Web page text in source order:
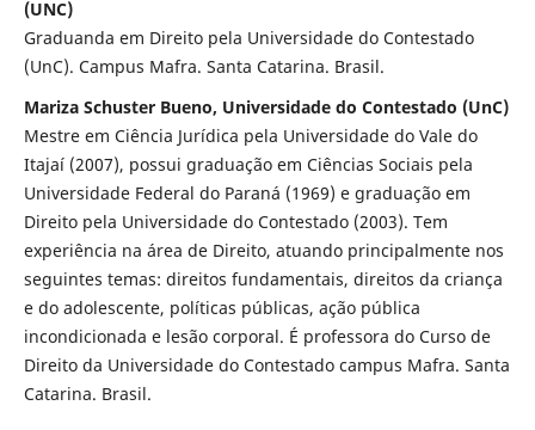
(UNC)
Graduanda em Direito pela Universidade do Contestado
(UnC). Campus Mafra. Santa Catarina. Brasil.
Mariza Schuster Bueno, Universidade do Contestado (UnC)
Mestre em Ciência Jurídica pela Universidade do Vale do
Itajaí (2007), possui graduação em Ciências Sociais pela
Universidade Federal do Paraná (1969) e graduação em
Direito pela Universidade do Contestado (2003). Tem
experiência na área de Direito, atuando principalmente nos
seguintes temas: direitos fundamentais, direitos da criança
e do adolescente, políticas públicas, ação pública
incondicionada e lesão corporal. É professora do Curso de
Direito da Universidade do Contestado campus Mafra. Santa
Catarina. Brasil.